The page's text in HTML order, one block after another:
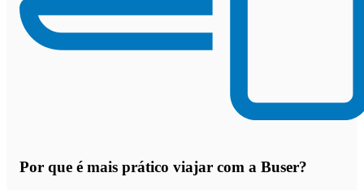
Por que é mais prático viajar com a Buser?